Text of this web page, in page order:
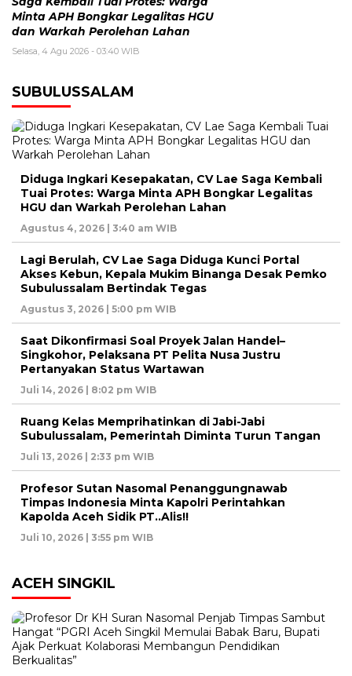
Minta APH Bongkar Legalitas HGU
dan Warkah Perolehan Lahan
Selasa, 4 Agu 2026 - 03:40 WIB
SUBULUSSALAM
Diduga Ingkari Kesepakatan, CV Lae Saga Kembali
Tuai Protes: Warga Minta APH Bongkar Legalitas
HGU dan Warkah Perolehan Lahan
Agustus 4, 2026 | 3:40 am WIB
Lagi Berulah, CV Lae Saga Diduga Kunci Portal
Akses Kebun, Kepala Mukim Binanga Desak Pemko
Subulussalam Bertindak Tegas
Agustus 3, 2026 | 5:00 pm WIB
Saat Dikonfirmasi Soal Proyek Jalan Handel–
Singkohor, Pelaksana PT Pelita Nusa Justru
Pertanyakan Status Wartawan
Juli 14, 2026 | 8:02 pm WIB
Ruang Kelas Memprihatinkan di Jabi-Jabi
Subulussalam, Pemerintah Diminta Turun Tangan
Juli 13, 2026 | 2:33 pm WIB
Profesor Sutan Nasomal Penanggungnawab
Timpas Indonesia Minta Kapolri Perintahkan
Kapolda Aceh Sidik PT..Alis!!
Juli 10, 2026 | 3:55 pm WIB
ACEH SINGKIL